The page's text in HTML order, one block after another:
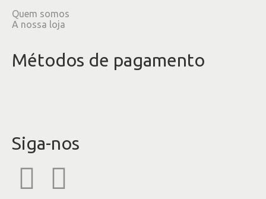
Quem somos
A nossa loja
Métodos de pagamento
Siga-nos